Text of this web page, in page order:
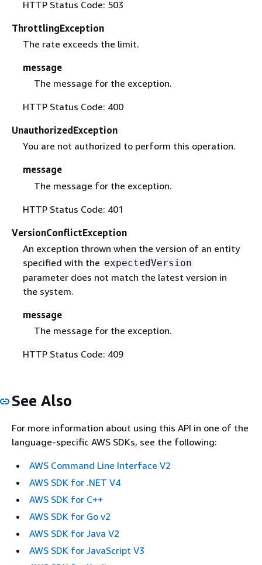
HTTP Status Code: 503
ThrottlingException
The rate exceeds the limit.
message
The message for the exception.
HTTP Status Code: 400
UnauthorizedException
You are not authorized to perform this operation.
message
The message for the exception.
HTTP Status Code: 401
VersionConflictException
An exception thrown when the version of an entity
specified with the expectedVersion
parameter does not match the latest version in
the system.
message
The message for the exception.
HTTP Status Code: 409
See Also
For more information about using this API in one of the
language-specific AWS SDKs, see the following:
AWS Command Line Interface V2
AWS SDK for .NET V4
AWS SDK for C++
AWS SDK for Go v2
AWS SDK for Java V2
AWS SDK for JavaScript V3